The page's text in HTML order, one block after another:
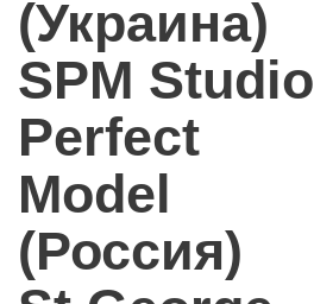
(Украина)
SPM Studio
Perfect
Model
(Россия)